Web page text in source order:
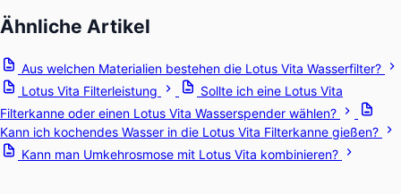
Ähnliche Artikel
Aus welchen Materialien bestehen die Lotus Vita Wasserfilter?
Lotus Vita Filterleistung
Sollte ich eine Lotus Vita
Filterkanne oder einen Lotus Vita Wasserspender wählen?
Kann ich kochendes Wasser in die Lotus Vita Filterkanne gießen?
Kann man Umkehrosmose mit Lotus Vita kombinieren?